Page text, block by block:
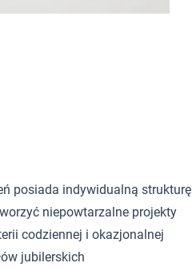
posiada indywidualną strukturę
niepowtarzalne projekty
codziennej i okazjonalnej
jubilerskich